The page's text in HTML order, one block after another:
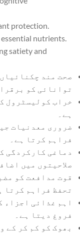
protection.
nutrients.
satiety and
صحت مند
توانائی کو
خراب کولیسٹرول
ہے۔
ضروری معدنیات
فراہم کرتا ہے۔
دماغی کارکردگی
صلاحیتوں میں
قوت مدافعت کو
تحفظ فراہم کرتا
اہم غذائی اجزاء
فروغ دیتا ہے۔
بھوک کو کم کر کے